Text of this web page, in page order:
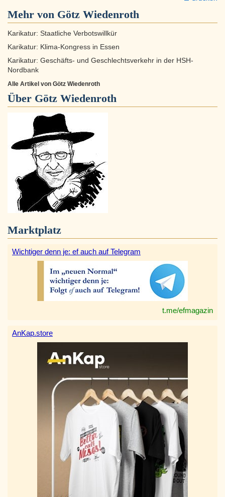
Mehr von Götz Wiedenroth
Karikatur: Staatliche Verbotswillkür
Karikatur: Klima-Kongress in Essen
Karikatur: Geschäfts- und Geschlechtsverkehr in der HSH-
Nordbank
Alle Artikel von Götz Wiedenroth
Über Götz Wiedenroth
Marktplatz
Wichtiger denn je: ef auch auf Telegram
t.me/efmagazin
AnKap.store